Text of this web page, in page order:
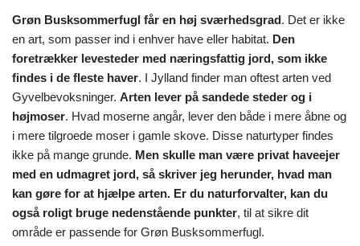
Grøn Busksommerfugl får en høj sværhedsgrad. Det er ikke
en art, som passer ind i enhver have eller habitat. Den
foretrækker levesteder med næringsfattig jord, som ikke
findes i de fleste haver. I Jylland finder man oftest arten ved
Gyvelbevoksninger. Arten lever på sandede steder og i
højmoser. Hvad moserne angår, lever den både i mere åbne og
i mere tilgroede moser i gamle skove. Disse naturtyper findes
ikke på mange grunde. Men skulle man være privat haveejer
med en udmagret jord, så skriver jeg herunder, hvad man
kan gøre for at hjælpe arten. Er du naturforvalter, kan du
også roligt bruge nedenstående punkter, til at sikre dit
område er passende for Grøn Busksommerfugl.